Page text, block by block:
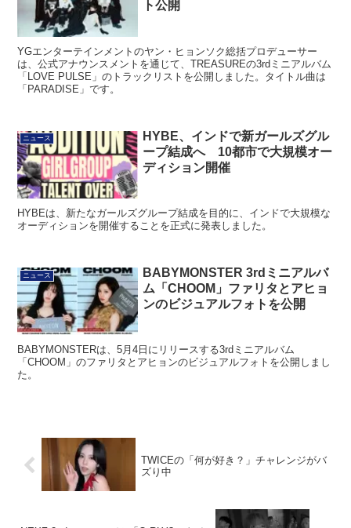
ト公開
YGエンターテインメントのヤン・ヒョンソク総括プロデューサー
は、公式アナウンスメントを通じて、TREASUREの3rdミニアルバム
「LOVE PULSE」のトラックリストを公開しました。タイトル曲は
「PARADISE」です。
ニュース
HYBE、インドで新ガールズグル
ープ結成へ 10都市で大規模オー
ディション開催
HYBEは、新たなガールズグループ結成を目的に、インドで大規模な
オーディションを開催することを正式に発表しました。
ニュース
BABYMONSTER 3rdミニアルバ
ム「CHOOM」ファリタとアヒョ
ンのビジュアルフォトを公開
BABYMONSTERは、5月4日にリリースする3rdミニアルバム
「CHOOM」のファリタとアヒョンのビジュアルフォトを公開しまし
た。
TWICEの「何が好き？」チャレンジがバ
ズり中